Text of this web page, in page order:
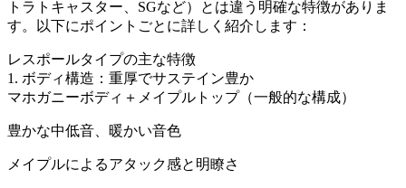
トラトキャスター、SGなど）とは違う明確な特徴がありま
す。以下にポイントごとに詳しく紹介します：
レスポールタイプの主な特徴
1. ボディ構造：重厚でサステイン豊か
マホガニーボディ＋メイプルトップ（一般的な構成）
豊かな中低音、暖かい音色
メイプルによるアタック感と明瞭さ